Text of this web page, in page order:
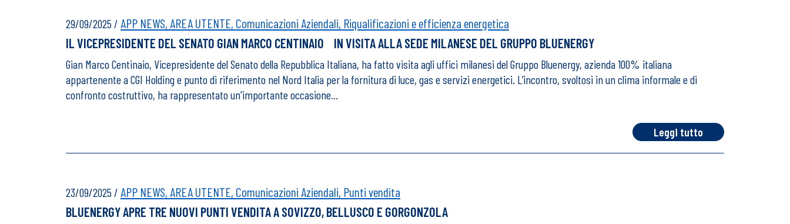
29/09/2025 / APP NEWS, AREA UTENTE, Comunicazioni Aziendali, Riqualificazioni e efficienza energetica
IL VICEPRESIDENTE DEL SENATO GIAN MARCO CENTINAIO IN VISITA ALLA SEDE MILANESE DEL GRUPPO BLUENERGY
Gian Marco Centinaio, Vicepresidente del Senato della Repubblica Italiana, ha fatto visita agli uffici milanesi del Gruppo Bluenergy, azienda 100% italiana
appartenente a CGI Holding e punto di riferimento nel Nord Italia per la fornitura di luce, gas e servizi energetici. L’incontro, svoltosi in un clima informale e di
confronto costruttivo, ha rappresentato un'importante occasione…
Leggi tutto
23/09/2025 / APP NEWS, AREA UTENTE, Comunicazioni Aziendali, Punti vendita
BLUENERGY APRE TRE NUOVI PUNTI VENDITA A SOVIZZO, BELLUSCO E GORGONZOLA